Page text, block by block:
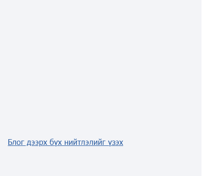
Блог дээрх бүх нийтлэлийг үзэх